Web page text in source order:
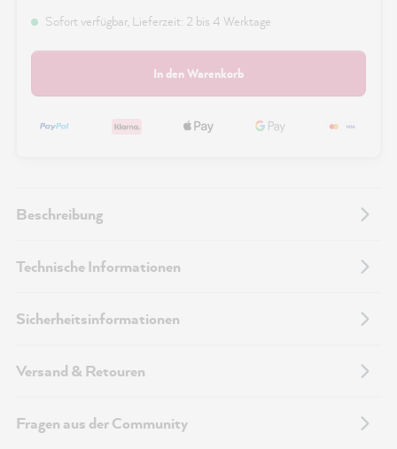
Sofort verfügbar, Lieferzeit: 2 bis 4 Werktage
In den Warenkorb
Beschreibung
Technische Informationen
Sicherheitsinformationen
Versand & Retouren
Fragen aus der Community